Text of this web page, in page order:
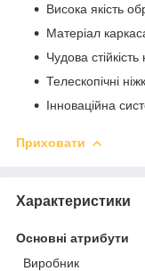
Висока якість
Матеріал
Чудова
Телескопічні
Інноваційна
Приховати
Характеристики
Основні атрибути
Виробник